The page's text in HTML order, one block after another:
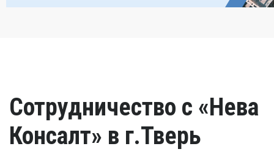
Сотрудничество с «Нева
Консалт» в г.Тверь